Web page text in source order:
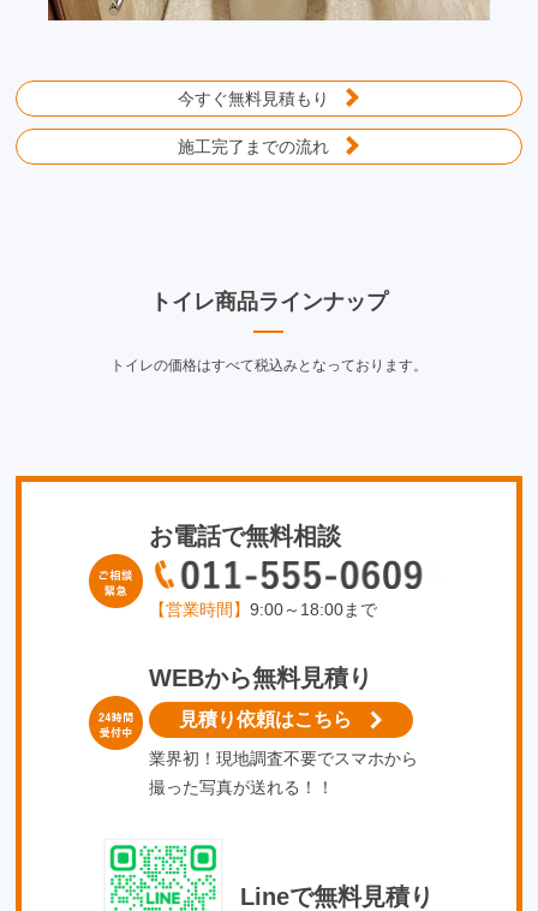
今すぐ無料見積もり
施工完了までの流れ
トイレ商品ラインナップ
トイレの価格はすべて税込みとなっております。
お電話で無料相談
【営業時間】 9:00～18:00まで
WEBから無料見積り
見積り依頼はこちら
業界初！現地調査不要でスマホから
撮った写真が送れる！！
Lineで無料見積り